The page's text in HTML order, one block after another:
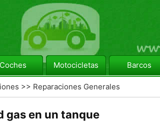
Coches Motocicletas Barcos
>> Reparaciones Generales
gas en un tanque